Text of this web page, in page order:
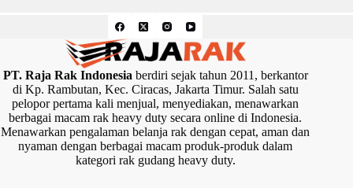
PT. Raja Rak Indonesiaberdiri sejak tahun 2011, berkantor
di Kp. Rambutan, Kec. Ciracas, Jakarta Timur. Salah satu
pelopor pertama kali menjual, menyediakan, menawarkan
berbagai macam rak heavy duty secara online di Indonesia.
Menawarkan pengalaman belanja rak dengan cepat, aman dan
nyaman dengan berbagai macam produk-produk dalam
kategori rak gudang heavy duty.